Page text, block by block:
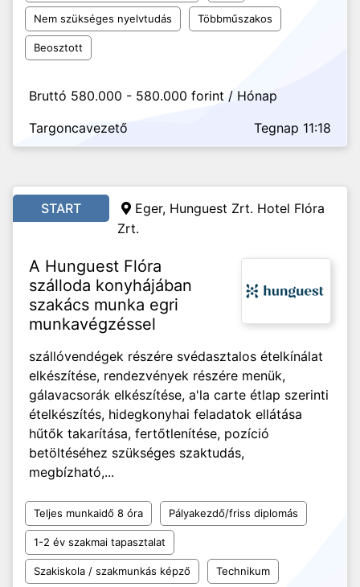
Nem szükséges nyelvtudás Többműszakos
Beosztott
Bruttó 580.000 - 580.000 forint / Hónap
Targoncavezető
Tegnap 11:18
START
Eger, Hunguest Zrt. Hotel Flóra
Zrt.
A Hunguest Flóra
szálloda konyhájában
szakács munka egri
munkavégzéssel
szállóvendégek részére svédasztalos ételkínálat
elkészítése, rendezvények részére menük,
gálavacsorák elkészítése, a'la carte étlap szerinti
ételkészítés, hidegkonyhai feladatok ellátása
hűtők takarítása, fertőtlenítése, pozíció
betöltéséhez szükséges szaktudás,
megbízható,...
Teljes munkaidő 8 óra Pályakezdő/friss diplomás
1-2 év szakmai tapasztalat
Szakiskola / szakmunkás képző Technikum